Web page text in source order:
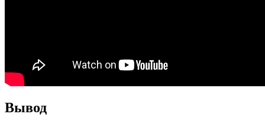
Вывод